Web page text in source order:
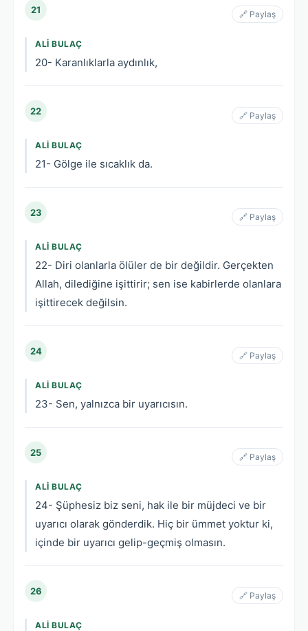
21 🔗 Paylaş
ALI BULAÇ
20- Karanlıklarla aydınlık,
22 🔗 Paylaş
ALI BULAÇ
21- Gölge ile sıcaklık da.
23 🔗 Paylaş
ALI BULAÇ
22- Diri olanlarla ölüler de bir değildir. Gerçekten
Allah, dilediğine işittirir; sen ise kabirlerde olanlara
işittirecek değilsin.
24 🔗 Paylaş
ALI BULAÇ
23- Sen, yalnızca bir uyarıcısın.
25 🔗 Paylaş
ALI BULAÇ
24- Şüphesiz biz seni, hak ile bir müjdeci ve bir
uyarıcı olarak gönderdik. Hiç bir ümmet yoktur ki,
içinde bir uyarıcı gelip-geçmiş olmasın.
26 🔗 Paylaş
ALI BULAÇ